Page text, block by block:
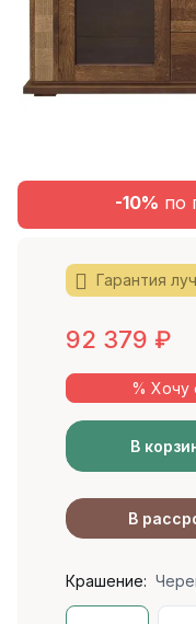
-10% по
Гарантия
92 379 ₽
% Хочу
В
В
Крашение: